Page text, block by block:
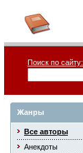
Поиск по сайту:
Жанры
Все авторы
Анекдоты